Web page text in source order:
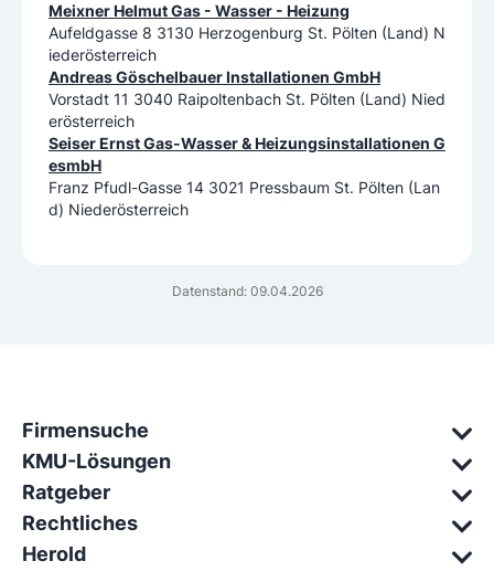
Datenstand: 09.04.2026
Meixner Helmut Gas - Wasser - Heizung
Aufeldgasse 8 3130 Herzogenburg St. Pölten (Land) N
iederösterreich
Andreas Göschelbauer Installationen GmbH
Vorstadt 11 3040 Raipoltenbach St. Pölten (Land) Nied
erösterreich
Seiser Ernst Gas-Wasser & Heizungsinstallationen G
esmbH
Franz Pfudl-Gasse 14 3021 Pressbaum St. Pölten (Lan
d) Niederösterreich
Firmensuche
KMU-Lösungen
Ratgeber
Rechtliches
Herold